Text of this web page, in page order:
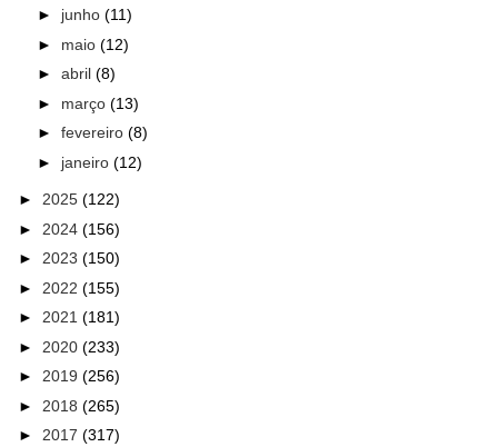
► junho (11)
► maio (12)
► abril (8)
► março (13)
► fevereiro (8)
► janeiro (12)
► 2025 (122)
► 2024 (156)
► 2023 (150)
► 2022 (155)
► 2021 (181)
► 2020 (233)
► 2019 (256)
► 2018 (265)
► 2017 (317)